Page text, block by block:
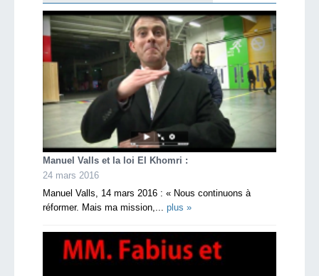
Manuel Valls et la loi El Khomri :
24 mars 2016
Manuel Valls, 14 mars 2016 : « Nous continuons à
réformer. Mais ma mission,... plus »